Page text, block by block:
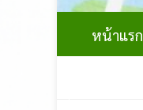
หน้าแรก